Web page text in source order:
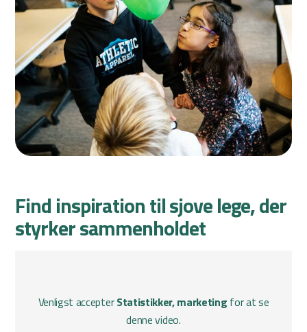
Find inspiration til sjove lege, der
styrker sammenholdet
Venligst accepterStatistikker, marketing for at se
denne video.